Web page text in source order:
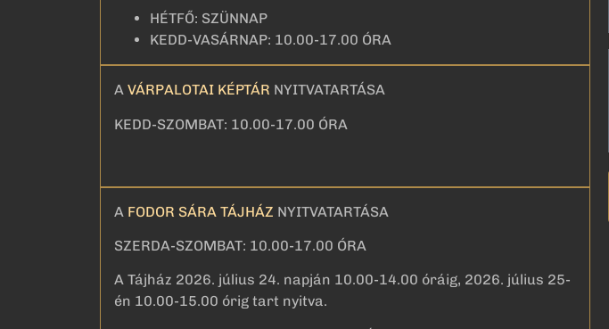
HÉTFŐ: SZÜNNAP
KEDD-VASÁRNAP: 10.00-17.00 ÓRA
A VÁRPALOTAI KÉPTÁR NYITVATARTÁSA
KEDD-SZOMBAT: 10.00-17.00 ÓRA
A FODOR SÁRA TÁJHÁZ NYITVATARTÁSA
SZERDA-SZOMBAT: 10.00-17.00 ÓRA
A Tájház 2026. július 24. napján 10.00-14.00 óráig, 2026. július 25-
én 10.00-15.00 órig tart nyitva.